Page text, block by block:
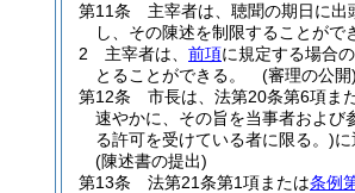
第11条
主宰者は、聴聞の期日に
し、その陳述を制限することがで
2
主宰者は、 前項に規定する場合
とることができる。
(審理の公開)
第12条
市長は、法第20条第6項ま
速やかに、その旨を当事者および
る許可を受けている者に限る。)に
(陳述書の提出)
第13条
法第21条第1項または条例